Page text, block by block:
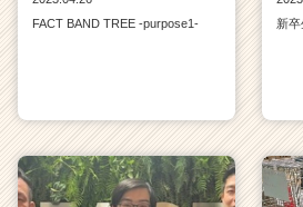
FACT BAND TREE -purpose1-
新卒